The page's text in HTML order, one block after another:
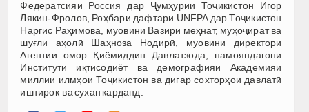
Федератсияи Россия дар Ҷумҳурии Тоҷикистон Игор
Лякин-Фролов, Роҳбари дафтари UNFPA дар Тоҷикистон
Наргис Раҳимова, муовини Вазири меҳнат, муҳоҷират ва
шуғли аҳолӣ Шаҳноза Нодирӣ, муовини директори
Агентии омор Қиёмиддин Давлатзода, намояндагони
Институти иқтисодиёт ва демографияи Академияи
миллии илмҳои Тоҷикистон ва дигар сохторҳои давлатӣ
иштирок ва сухан карданд.